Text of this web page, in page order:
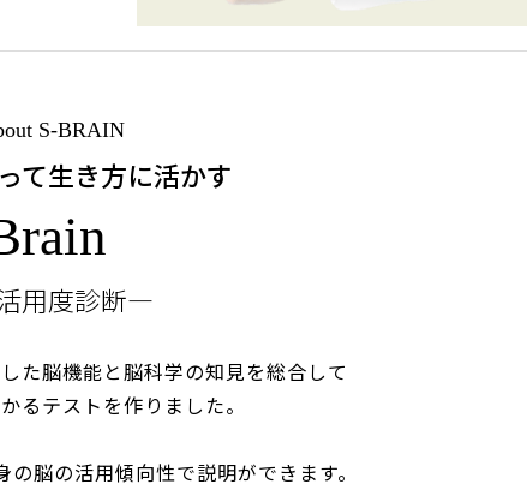
S-BRAIN
て生き方に活かす
用度診断
た脳機能と脳科学の知見を総合して
るテストを作りました。
脳の活用傾向性で説明ができます。